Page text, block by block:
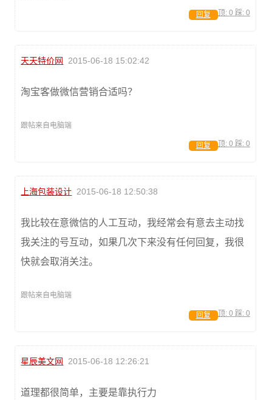
顶: 0 踩: 0
回复
天天特价网 2015-06-18 15:02:42
淘宝客做微信营销合适吗？
跟帖来自电脑端
顶: 0 踩: 0
回复
上海包装设计 2015-06-18 12:50:38
我比较在意微信的人工互动，我经常会有意去主动找
我关注的号互动，如果几次下来没有任何回复，我很
快就会取消关注。
跟帖来自电脑端
顶: 0 踩: 0
回复
星辰美文网 2015-06-18 12:26:21
道理都很简单，主要是靠执行力